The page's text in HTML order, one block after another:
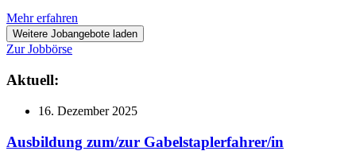
Mehr erfahren
Weitere Jobangebote laden
Zur Jobbörse
Aktuell:
16. Dezember 2025
Ausbildung zum/zur Gabelstaplerfahrer/in